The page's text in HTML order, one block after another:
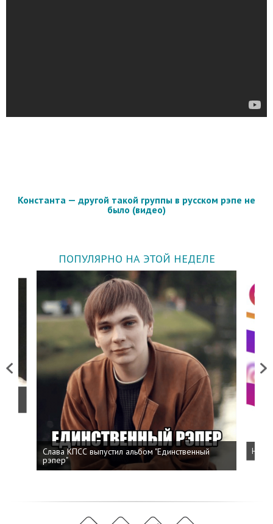
Константа — другой такой группы в русском рэпе не
было (видео)
ПОПУЛЯРНО НА ЭТОЙ НЕДЕЛЕ
Previous
Слава КПСС выпустил альбом "Единственный
рэпер"
Next